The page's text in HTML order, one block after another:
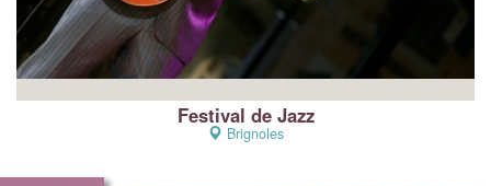
Festival de Jazz
Brignoles